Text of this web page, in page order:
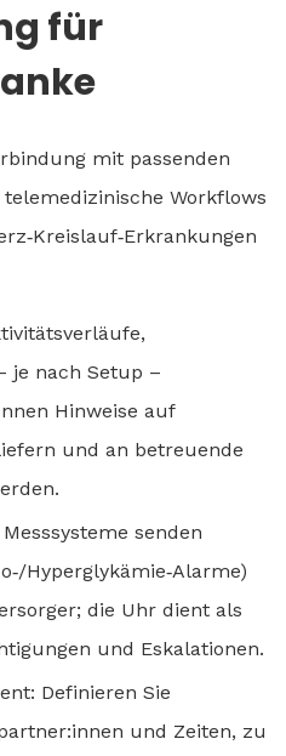
für
mit passenden
Workflows
je nach Setup –
Hinweise auf
und an betreuende
senden
Hyperglykämie‑Alarme)
die Uhr dient als
und Eskalationen.
Definieren Sie
und Zeiten, zu